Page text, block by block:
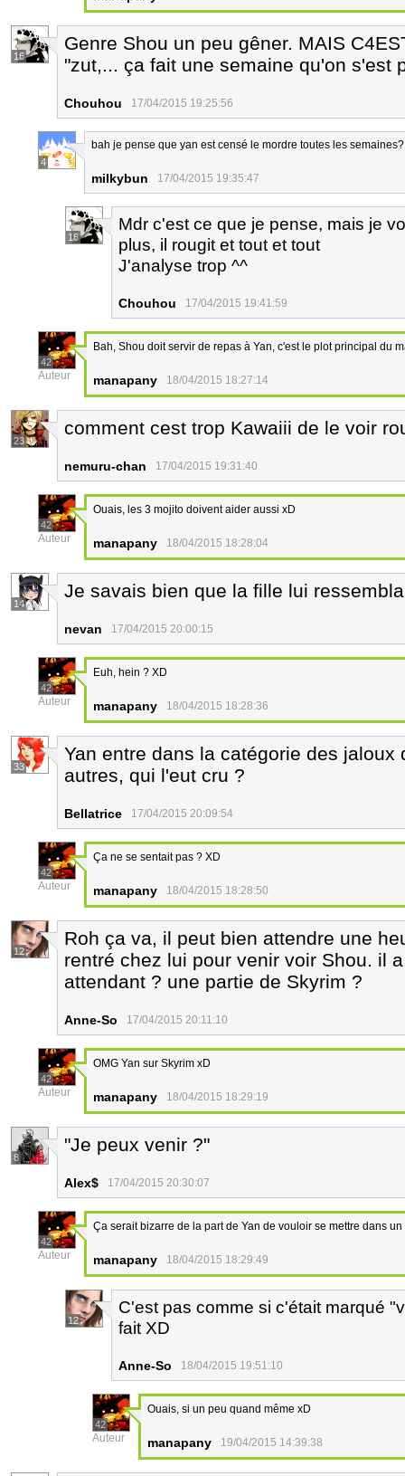
16
Genre Shou un peu gêner. MAIS
"zut,... ça fait une semaine qu'on s'est
Chouhou 17/04/2015 19:25:56
4
bah je pense que yan est censé le mordre toutes les semaines?
milkybun 17/04/2015 19:35:47
16
Mdr c'est ce que je pense, mais je
plus, il rougit et tout et tout
J'analyse trop ^^
Chouhou 17/04/2015 19:41:59
42
Auteur
Bah, Shou doit servir de repas à Yan, c'est le plot principal du
manapany 18/04/2015 18:27:14
23
comment cest trop Kawaiii de le voir
nemuru-chan 17/04/2015 19:31:40
42
Auteur
Ouais, les 3 mojito doivent aider aussi xD
manapany 18/04/2015 18:28:04
14
Je savais bien que la fille lui
nevan 17/04/2015 20:00:15
42
Auteur
Euh, hein ? XD
manapany 18/04/2015 18:28:36
33
Yan entre dans la catégorie des
autres, qui l'eut cru ?
Bellatrice 17/04/2015 20:09:54
42
Auteur
Ça ne se sentait pas ? XD
manapany 18/04/2015 18:28:50
12
Roh ça va, il peut bien attendre une
rentré chez lui pour venir voir Shou. il
attendant ? une partie de Skyrim ?
Anne-So 17/04/2015 20:11:10
42
Auteur
OMG Yan sur Skyrim xD
manapany 18/04/2015 18:29:19
8
"Je peux venir ?"
Alex$ 17/04/2015 20:30:07
42
Auteur
Ça serait bizarre de la part de Yan de vouloir se mettre dans
manapany 18/04/2015 18:29:49
12
C'est pas comme si c'était marqué
fait XD
Anne-So 18/04/2015 19:51:10
42
Auteur
Ouais, si un peu quand même xD
manapany 19/04/2015 14:39:38